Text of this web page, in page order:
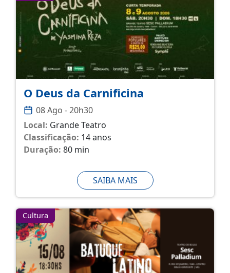
O Deus da Carnificina
08 Ago - 20h30
Local: Grande Teatro
Classificação: 14 anos
Duração: 80 min
SAIBA MAIS
Cultura